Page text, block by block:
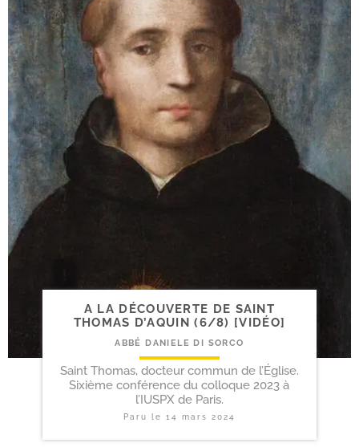
A LA DÉCOUVERTE DE SAINT
THOMAS D’AQUIN (6/​8) [VIDÉO]
ABBÉ DANIELE DI SORCO
Saint Thomas, docteur commun de l’Église.
Sixième conférence du colloque 2023 à
l’IUSPX de Paris.
Paru le 14 mars 2024